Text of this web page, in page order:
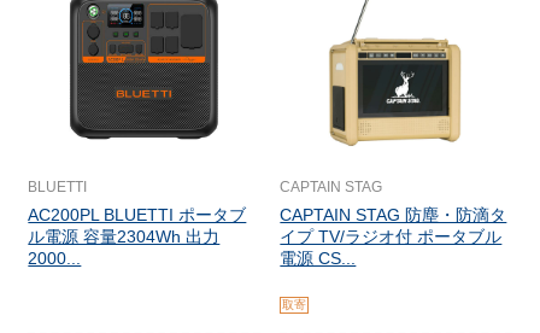
BLUETTI
AC200PL BLUETTI ポータブ
ル電源 容量2304Wh 出力
2000...
CAPTAIN STAG
CAPTAIN STAG 防塵・防滴タ
イプ TV/ラジオ付 ポータブル
電源 CS...
取寄